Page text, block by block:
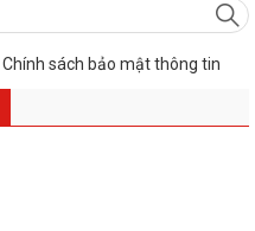
Chính sách bảo mật thông tin